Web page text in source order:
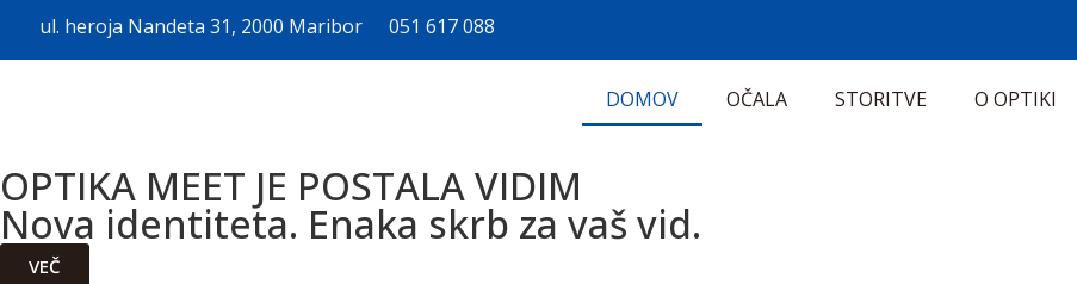
ul. heroja Nandeta 31, 2000 Maribor 051 617 088
DOMOV OČALA STORITVE O OPTIKI
OPTIKA MEET JE POSTALA VIDIM
Nova identiteta. Enaka skrb za vaš vid.
VEČ